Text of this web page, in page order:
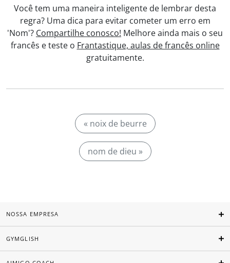
Você tem uma maneira inteligente de lembrar desta
regra? Uma dica para evitar cometer um erro em
'Nom'? Compartilhe conosco! Melhore ainda mais o seu
francês e teste o Frantastique, aulas de francês online
gratuitamente.
« noix de beurre
nom de dieu »
NOSSA EMPRESA
GYMGLISH